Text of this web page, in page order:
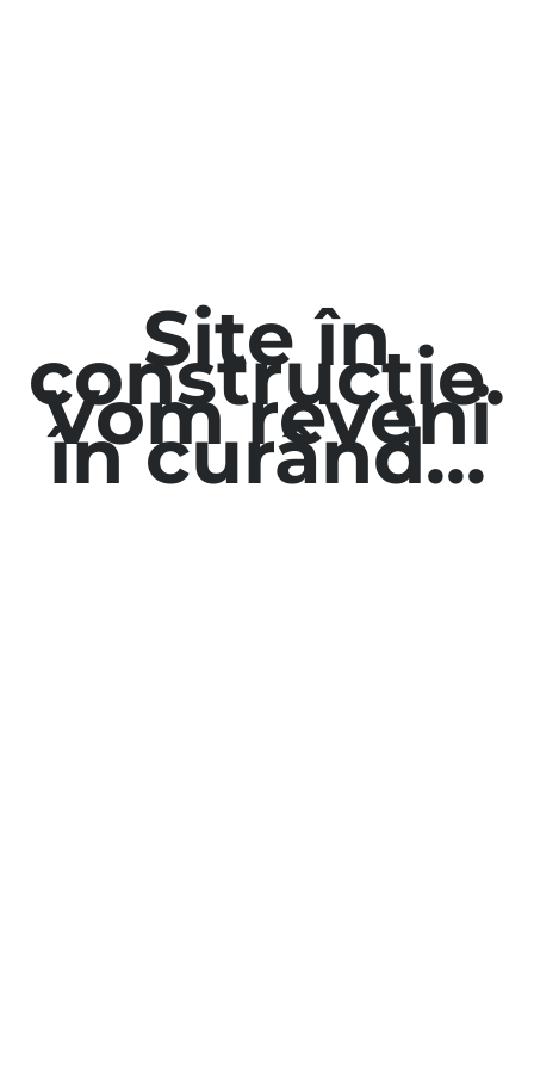
Site în
construcție.
Vom reveni
în curând...